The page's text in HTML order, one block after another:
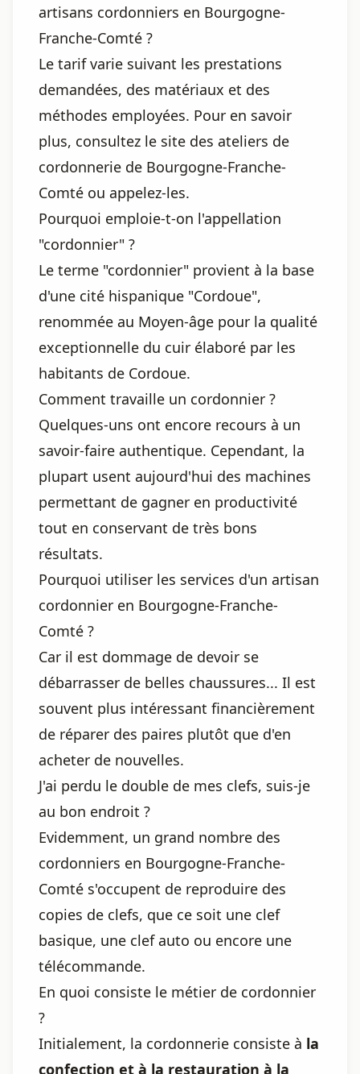
artisans cordonniers en Bourgogne-
Franche-Comté ?
Le tarif varie suivant les prestations
demandées, des matériaux et des
méthodes employées. Pour en savoir
plus, consultez le site des ateliers de
cordonnerie de Bourgogne-Franche-
Comté ou appelez-les.
Pourquoi emploie-t-on l'appellation
"cordonnier" ?
Le terme "cordonnier" provient à la base
d'une cité hispanique "Cordoue",
renommée au Moyen-âge pour la qualité
exceptionnelle du cuir élaboré par les
habitants de Cordoue.
Comment travaille un cordonnier ?
Quelques-uns ont encore recours à un
savoir-faire authentique. Cependant, la
plupart usent aujourd'hui des machines
permettant de gagner en productivité
tout en conservant de très bons
résultats.
Pourquoi utiliser les services d'un artisan
cordonnier en Bourgogne-Franche-
Comté ?
Car il est dommage de devoir se
débarrasser de belles chaussures... Il est
souvent plus intéressant financièrement
de réparer des paires plutôt que d'en
acheter de nouvelles.
J'ai perdu le double de mes clefs, suis-je
au bon endroit ?
Evidemment, un grand nombre des
cordonniers en Bourgogne-Franche-
Comté s'occupent de reproduire des
copies de clefs, que ce soit une clef
basique, une clef auto ou encore une
télécommande.
En quoi consiste le métier de cordonnier
?
Initialement, la cordonnerie consiste à la
confection et à la restauration à la